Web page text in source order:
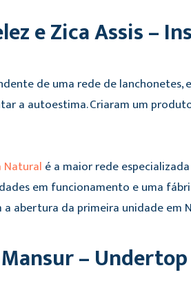
e Zica Assis –
de uma rede de
a autoestima. Criaram um
Natural é a maior rede
em funcionamento e uma
abertura da primeira unidade em
– Undertop